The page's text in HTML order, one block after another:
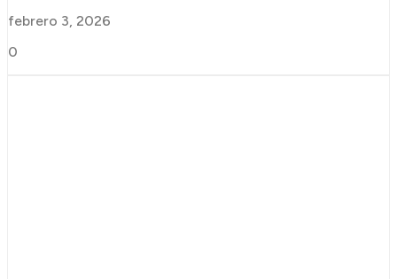
febrero 3, 2026
0